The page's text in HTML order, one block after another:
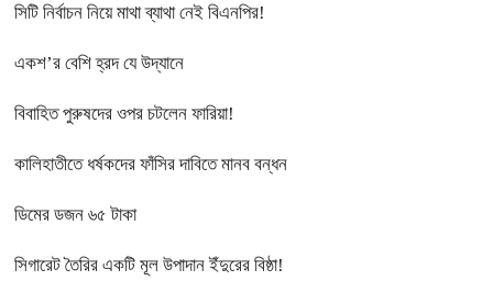
সিটি নির্বাচন নিয়ে মাথা ব্যাথা নেই বিএনপির!
একশ’র বেশি হ্রদ যে উদ্যানে
বিবাহিত পুরুষদের ওপর চটলেন ফারিয়া!
কালিহাতীতে ধর্ষকদের ফাঁসির দাবিতে মানব বন্ধন
ডিমের ডজন ৬৫ টাকা
সিগারেট তৈরির একটি মূল উপাদান ইঁদুরের বিষ্ঠা!